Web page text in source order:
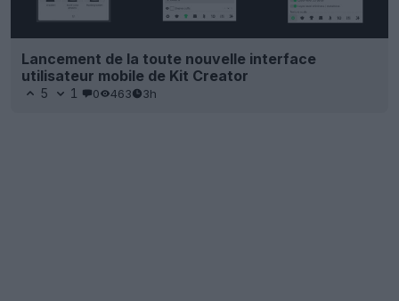
Lancement de la toute nouvelle interface
utilisateur mobile de Kit Creator
5 1 0 463 3h